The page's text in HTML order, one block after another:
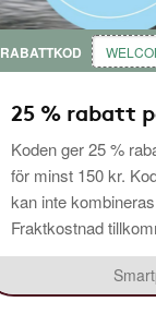
RABATTKOD
25 % rabatt
Koden ger 25 %
för minst 150 kr.
kan inte
Fraktkostnad